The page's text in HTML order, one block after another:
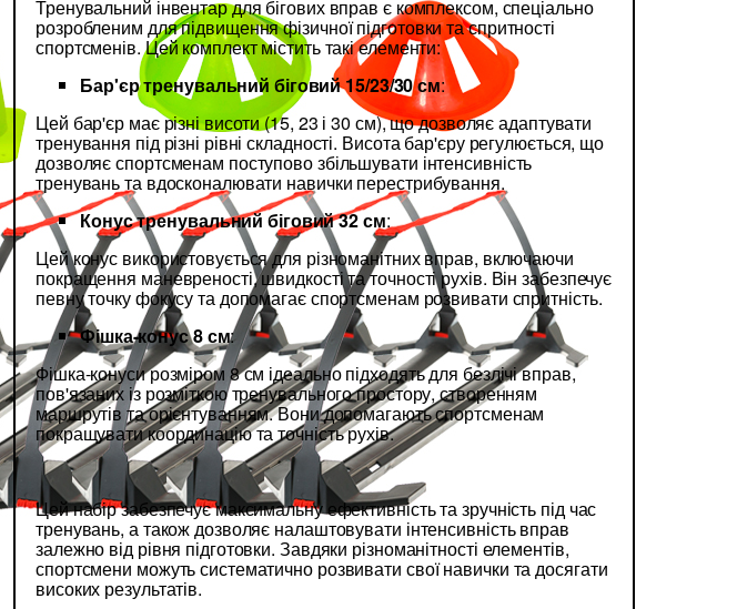
Тренувальний інвентар для бігових вправ є комплексом, спеціально
розробленим для підвищення фізичної підготовки та спритності
спортсменів. Цей комплект містить такі елементи:
Бар'єр тренувальний біговий 15/23/30 см:
Цей бар'єр має різні висоти (15, 23 і 30 см), що дозволяє адаптувати
тренування під різні рівні складності. Висота бар'єру регулюється, що
дозволяє спортсменам поступово збільшувати інтенсивність
тренувань та вдосконалювати навички перестрибування.
Конус тренувальний біговий 32 см:
Цей конус використовується для різноманітних вправ, включаючи
покращення маневреності, швидкості та точності рухів. Він забезпечує
певну точку фокусу та допомагає спортсменам розвивати спритність.
Фішка-конус 8 см:
Фішка-конуси розміром 8 см ідеально підходять для безлічі вправ,
пов'язаних із розміткою тренувального простору, створенням
маршрутів та орієнтуванням. Вони допомагають спортсменам
покращувати координацію та точність рухів.
Цей набір забезпечує максимальну ефективність та зручність під час
тренувань, а також дозволяє налаштовувати інтенсивність вправ
залежно від рівня підготовки. Завдяки різноманітності елементів,
спортсмени можуть систематично розвивати свої навички та досягати
високих результатів.